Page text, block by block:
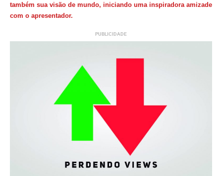
também sua visão de mundo, iniciando uma inspiradora amizade
com o apresentador.
PUBLICIDADE